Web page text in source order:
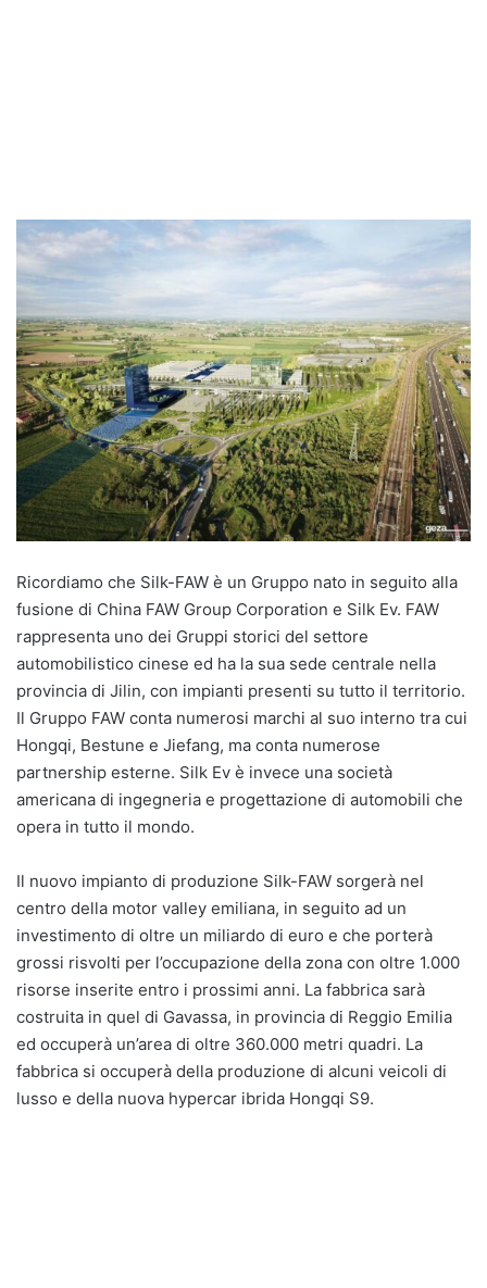
Ricordiamo che Silk-FAW è un Gruppo nato in seguito alla
fusione di China FAW Group Corporation e Silk Ev. FAW
rappresenta uno dei Gruppi storici del settore
automobilistico cinese ed ha la sua sede centrale nella
provincia di Jilin, con impianti presenti su tutto il territorio.
Il Gruppo FAW conta numerosi marchi al suo interno tra cui
Hongqi, Bestune e Jiefang, ma conta numerose
partnership esterne. Silk Ev è invece una società
americana di ingegneria e progettazione di automobili che
opera in tutto il mondo.
Il nuovo impianto di produzione Silk-FAW sorgerà nel
centro della motor valley emiliana, in seguito ad un
investimento di oltre un miliardo di euro e che porterà
grossi risvolti per l’occupazione della zona con oltre 1.000
risorse inserite entro i prossimi anni. La fabbrica sarà
costruita in quel di Gavassa, in provincia di Reggio Emilia
ed occuperà un’area di oltre 360.000 metri quadri. La
fabbrica si occuperà della produzione di alcuni veicoli di
lusso e della nuova hypercar ibrida Hongqi S9.